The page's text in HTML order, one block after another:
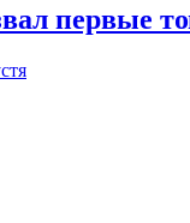
первые